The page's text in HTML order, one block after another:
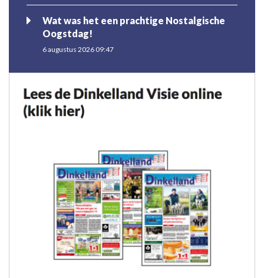
Wat was het een prachtige Nostalgische
Oogstdag!
6 augustus 2026 09:47